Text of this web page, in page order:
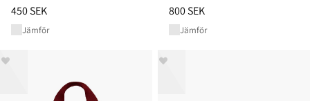
Pris:450 SEK, sänkt från 450 SEK
450 SEK
Jämför
Pris:800 SEK, sänkt från 800
800 SEK
Jämför